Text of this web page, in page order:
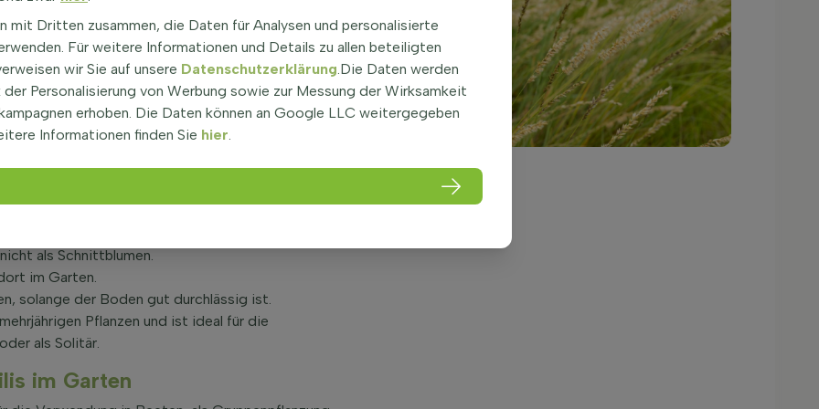
Schotengras in Deutschland, ist ein attraktives
und erreicht eine Höhe von etwa 80 cm. Die
haben eine feine Textur, die sich angenehm anfühlt.
seine Blätter. Es ist eine pflegeleichte
erfordert. Diese Eigenschaften machen
gracilis
und September. Die Blüten sind in den Farben
Bienen oder Hummeln an.
als Schnittblumen.
im Garten.
solange der Boden gut durchlässig ist.
Pflanzen und ist ideal für die
als Solitär.
im Garten
mit Dritten zusammen, die Daten für Analysen und personalisierte
Für weitere Informationen und Details zu allen beteiligten
wir Sie auf unsere Datenschutzerklärung.Die Daten werden
der Personalisierung von Werbung sowie zur Messung der Wirksamkeit
erhoben. Die Daten können an Google LLC weitergegeben
Informationen finden Sie hier.